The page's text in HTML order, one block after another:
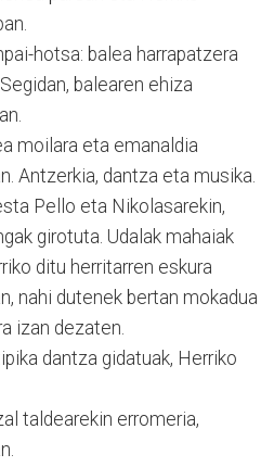
hotsa: balea harrapatzera
balearen ehiza
moilara eta emanaldia
Antzerkia, dantza eta musika.
Pello eta Nikolasarekin,
girotuta. Udalak mahaiak
ditu herritarren eskura
nahi dutenek bertan mokadua
izan dezaten.
dantza gidatuak, Herriko
taldearekin erromeria,